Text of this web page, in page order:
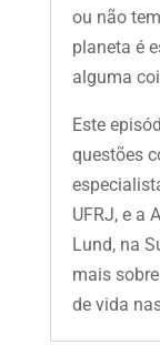
ou não
planeta é
alguma
Este
questões
UFRJ, e a
Lund, na
mais
de vida